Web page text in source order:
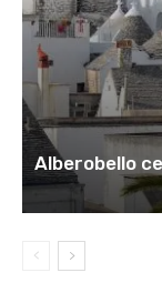
Alberobello